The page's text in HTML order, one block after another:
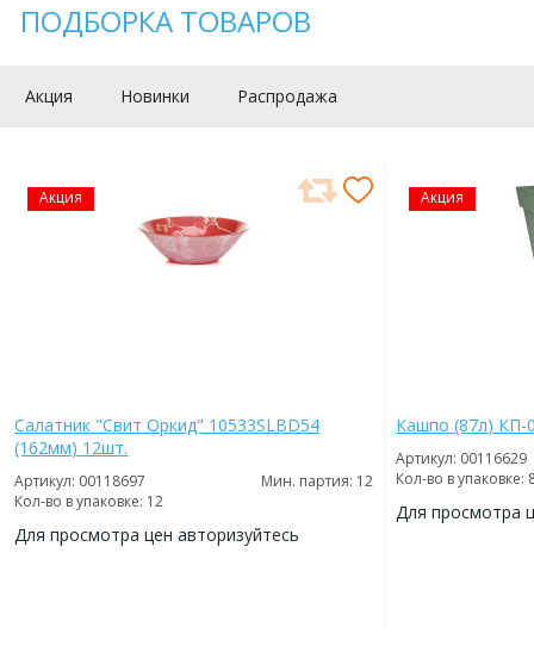
ПОДБОРКА ТОВАРОВ
Акция Новинки Распродажа
Акция
Салатник "Свит Оркид" 10533SLBD54
(162мм) 12шт.
Артикул: 00118697
Мин. партия: 12
Кол-во в упаковке: 12
Для просмотра цен авторизуйтесь
Акция
Кашпо (87л) КП-
Артикул: 00116629
Кол-во в упаковке:
Для просмотра